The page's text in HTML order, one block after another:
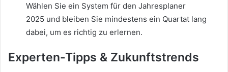
Wählen Sie ein System für den Jahresplaner
2025 und bleiben Sie mindestens ein Quartat lang
dabei, um es richtig zu erlernen.
Experten-Tipps & Zukunftstrends